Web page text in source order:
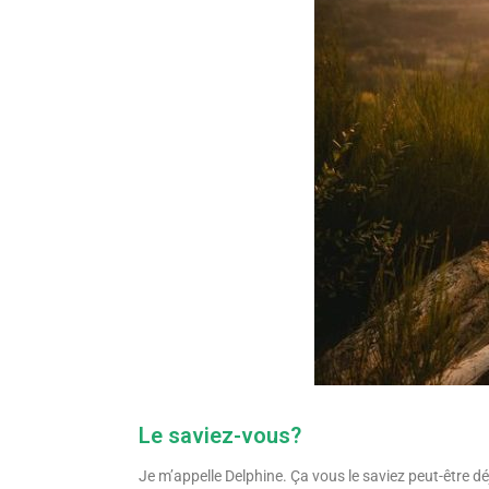
Le saviez-vous?
Je m’appelle Delphine. Ça vous le saviez peut-être